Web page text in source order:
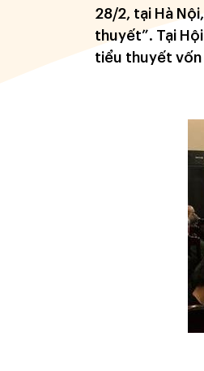
28/2, tại Hà
thuyết”. Tại
tiểu thuyết